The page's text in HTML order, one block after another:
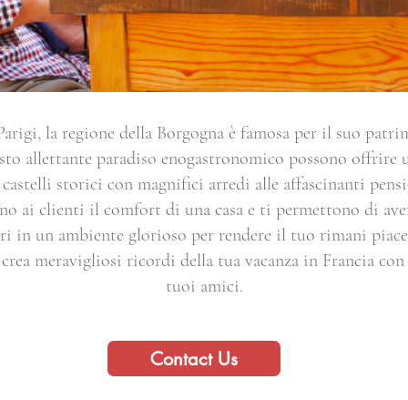
la regione della Borgogna è famosa per il suo
allettante paradiso enogastronomico possono offrire
storici con magnifici arredi alle affascinanti
ai clienti il comfort di una casa e ti permettono di
in un ambiente glorioso per rendere il tuo rimani
crea meravigliosi ricordi della tua vacanza in Francia
tuoi amici.
Contact Us